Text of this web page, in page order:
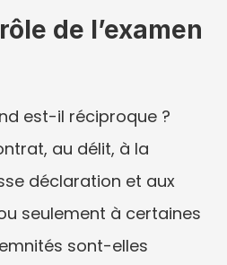
de l’examen
est-il réciproque ?
au délit, à la
déclaration et aux
seulement à certaines
sont-elles